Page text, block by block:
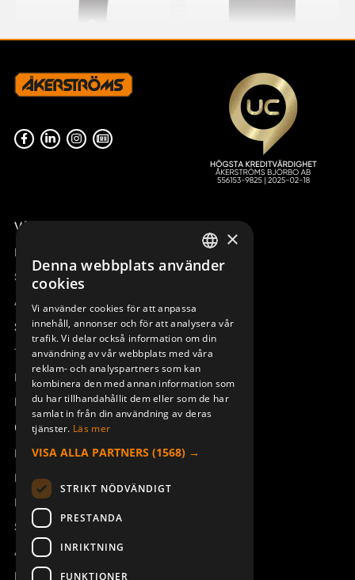
FÄSTE CLIPON MED
KARBINHAKE
952147-000
BÄLTESFÄSTE KIT CLIPON
FRONT S-800 M6 CONFIG 1-6
948107-004
Våra radiostyrningar – översikt
Remotus
Sesam
Access_Ctrl
Support
Teknisk support
Boka service
Manualer och videoinstruktioner
Om Åkerströms
Kontakt
Nyheter
Pressrum
Säkerhet och direktiv
Allmänna villkor
REACH
SWEDISH
DEUTSCH
×
Denna webbplats använder
cookies
Vi använder cookies för att anpassa
innehåll, annonser och för att analysera vår
trafik. Vi delar också information om din
användning av vår webbplats med våra
reklam- och analyspartners som kan
kombinera den med annan information som
du har tillhandahållit dem eller som de har
samlat in från din användning av deras
tjänster. Läs mer
VISA ALLA PARTNERS (1568) →
STRIKT NÖDVÄNDIGT
PRESTANDA
INRIKTNING
FUNKTIONER